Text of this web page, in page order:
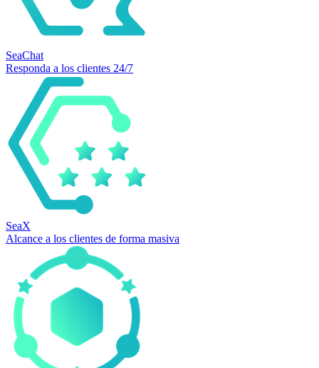
SeaChat
Responda a los clientes 24/7
SeaX
Alcance a los clientes de forma masiva